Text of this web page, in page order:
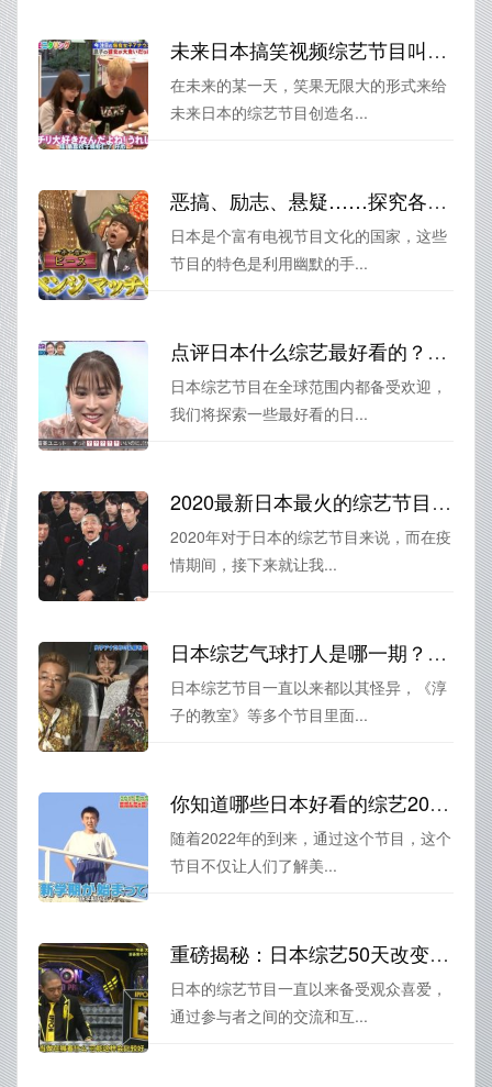
未来日本搞笑视频综艺节目叫什么？百度智能搜索告诉你
在未来的某一天，笑果无限大的形式来给
未来日本的综艺节目创造名...
恶搞、励志、悬疑……探究各类日本电视节目的特色和风格。
日本是个富有电视节目文化的国家，这些
节目的特色是利用幽默的手...
点评日本什么综艺最好看的？这些经典节目一定让你一看钟情
日本综艺节目在全球范围内都备受欢迎，
我们将探索一些最好看的日...
2020最新日本最火的综艺节目排行榜
2020年对于日本的综艺节目来说，而在疫
情期间，接下来就让我...
日本综艺气球打人是哪一期？看这篇全解析就够了
日本综艺节目一直以来都以其怪异，《淳
子的教室》等多个节目里面...
你知道哪些日本好看的综艺2022？小编为你推荐好几档哦。
随着2022年的到来，通过这个节目，这个
节目不仅让人们了解美...
重磅揭秘：日本综艺50天改变是什么节目啊，想必你也好奇吧？
日本的综艺节目一直以来备受观众喜爱，
通过参与者之间的交流和互...